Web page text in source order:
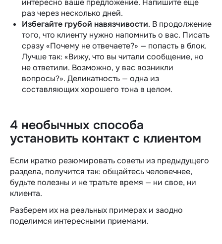
раз через несколько дней.
Избегайте грубой навязчивости. В продолжение
того, что клиенту нужно напомнить о вас. Писать
сразу «Почему не отвечаете?» — попасть в блок.
Лучше так: «Вижу, что вы читали сообщение, но
не ответили. Возможно, у вас возникли
вопросы?». Деликатность — одна из
составляющих хорошего тона в целом.
4 необычных способа
установить контакт с клиентом
Если кратко резюмировать советы из предыдущего
раздела, получится так: общайтесь человечнее,
будьте полезны и не тратьте время — ни свое, ни
клиента.
Разберем их на реальных примерах и заодно
поделимся интересными приемами.